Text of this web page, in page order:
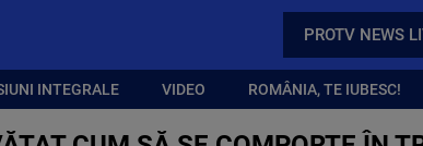
PROTV NEWS
INTEGRALE VIDEO ROMÂNIA, TE IUBESC!